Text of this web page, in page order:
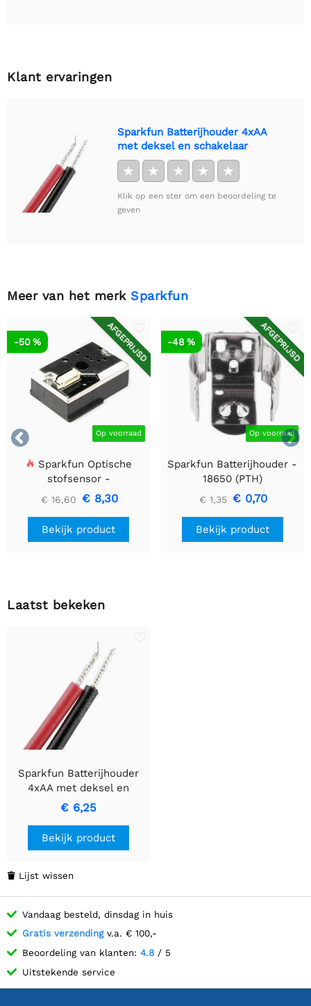
Klant ervaringen
Sparkfun Batterijhouder 4xAA
met deksel en schakelaar
★ ★ ★ ★ ★
Klik op een ster om een beoordeling te
geven
Meer van het merk Sparkfun


AFGEPRIJSD
Op voorraad
-50 %
Sparkfun Optische
stofsensor -
GP2Y1010AU0F
€ 16,60 € 8,30
Bekijk product
AFGEPRIJSD
Op voorraad
-48 %
Sparkfun Batterijhouder -
18650 (PTH)
€ 1,35 € 0,70
Bekijk product
Laatst bekeken
Sparkfun Batterijhouder
4xAA met deksel en
schakelaar
€ 6,25
Bekijk product
 Lijst wissen
Vandaag besteld, dinsdag in huis
Gratis verzendingv.a. € 100,-
Beoordeling van klanten: 4.8 / 5
Uitstekende service